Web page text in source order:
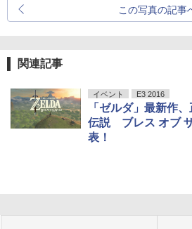
この写真の記事
関連記事
イベント E3 2016
「ゼルダ」最新作
伝説 ブレス オブ
表！